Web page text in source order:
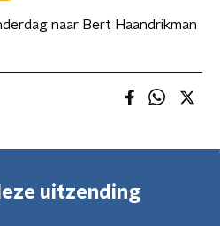
naar Bert Haandrikman
uitzending